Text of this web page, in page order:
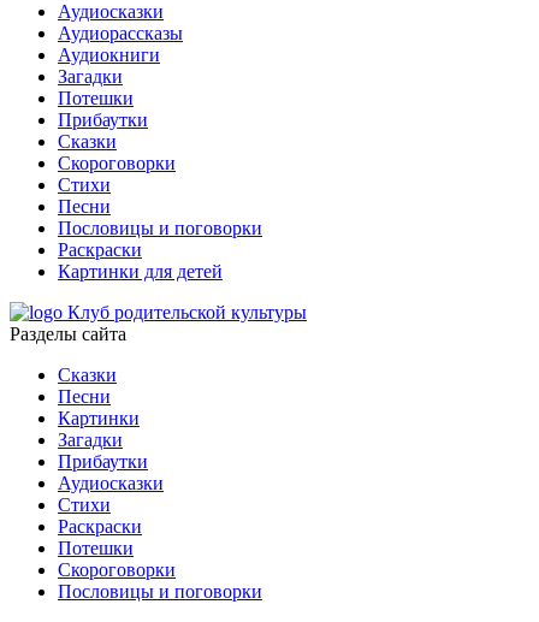
Аудиосказки
Аудиорассказы
Аудиокниги
Загадки
Потешки
Прибаутки
Сказки
Скороговорки
Стихи
Песни
Пословицы и поговорки
Раскраски
Картинки для детей
Клуб родительской культуры
Разделы сайта
Сказки
Песни
Картинки
Загадки
Прибаутки
Аудиосказки
Стихи
Раскраски
Потешки
Скороговорки
Пословицы и поговорки